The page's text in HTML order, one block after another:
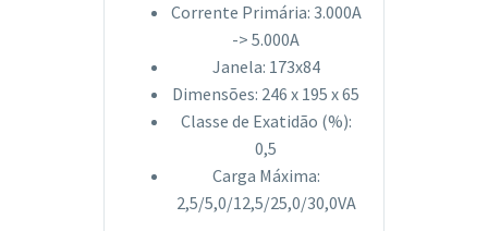
Corrente Primária: 3.000A
-> 5.000A
Janela: 173x84
Dimensões: 246 x 195 x 65
Classe de Exatidão (%):
0,5
Carga Máxima:
2,5/5,0/12,5/25,0/30,0VA